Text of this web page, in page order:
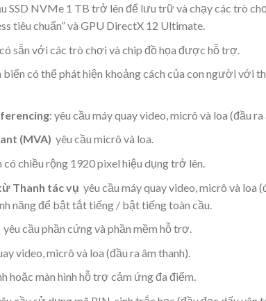
SSD NVMe 1 TB trở lên để lưu trữ và chạy các trò
tiêu chuẩn” và GPU DirectX 12 Ultimate.
sẵn với các trò chơi và chip đồ họa được hỗ trợ.
biến có thể phát hiện khoảng cách của con người với
: yêu cầu máy quay video, micrô và loa (đầu ra
(MVA) yêu cầu micrô và loa.
có chiều rộng 1920 pixel hiệu dụng trở lên.
Thanh tác vụ yêu cầu máy quay video, micrô và loa
năng để bật tắt tiếng / bật tiếng toàn cầu.
yêu cầu phần cứng và phần mềm hỗ trợ.
video, micrô và loa (đầu ra âm thanh).
hoặc màn hình hỗ trợ cảm ứng đa điểm.